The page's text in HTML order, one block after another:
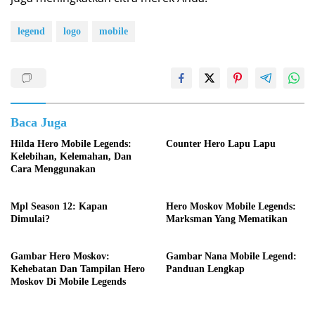
legend logo mobile
Baca Juga
Hilda Hero Mobile Legends:
Kelebihan, Kelemahan, Dan
Cara Menggunakan
Counter Hero Lapu Lapu
Mpl Season 12: Kapan
Dimulai?
Hero Moskov Mobile Legends:
Marksman Yang Mematikan
Gambar Hero Moskov:
Kehebatan Dan Tampilan Hero
Moskov Di Mobile Legends
Gambar Nana Mobile Legend:
Panduan Lengkap